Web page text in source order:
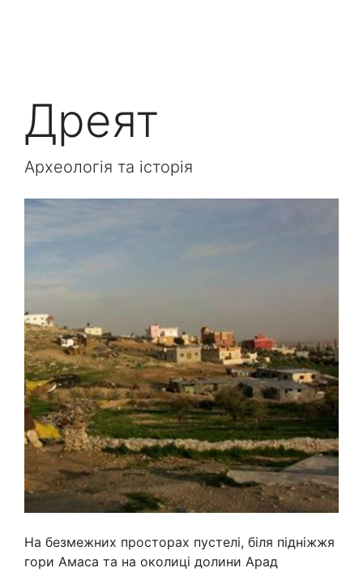
Дреят
Археологія та історія
На безмежних просторах пустелі, біля підніжжя
гори Амаса та на околиці долини Арад